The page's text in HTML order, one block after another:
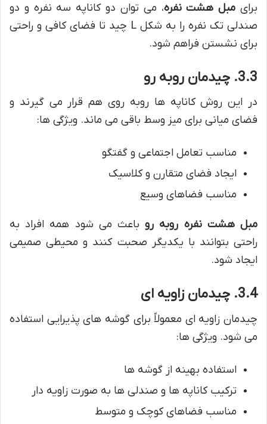
برای مبل هشت نفره، می توان دو کاناپه سه نفره و دو
صندلی تک نفره را به شکل L چید تا فضای کافی و راحتی
برای نشستن فراهم شود.
3.3. چیدمان روبه رو
در این روش کاناپه ها روبه روی هم قرار می گیرند و
فضای میانی برای میز وسط باقی می ماند. ویژگی ها:
مناسب تعامل اجتماعی و گفتگو
ایجاد فضای متقارن و کلاسیک
مناسب فضاهای وسیع
مبل هشت نفره روبه روباعث می شود همه افراد به
راحتی بتوانند با یکدیگر صحبت کنند و محیطی صمیمی
ایجاد شود.
3.4. چیدمان زاویه ای
چیدمان زاویه ای معمولاً برای گوشه های پذیرایی استفاده
می شود. ویژگی ها:
استفاده بهینه از گوشه ها
ترکیب کاناپه ها و صندلی ها به صورت زاویه دار
مناسب فضاهای کوچک و متوسط